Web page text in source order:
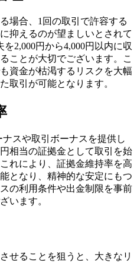
場合、1回の取引で許容する
抑えるのが望ましいとされて
2,000円から4,000円以内に収
ことが大切でございます。こ
資金が枯渇するリスクを大幅
取引が可能となります。
スや取引ボーナスを提供し
相当の証拠金として取引を始
れにより、証拠金維持率を高
となり、精神的な安定にもつ
の利用条件や出金制限を事前
います。
せることを狙うと、大きなリ